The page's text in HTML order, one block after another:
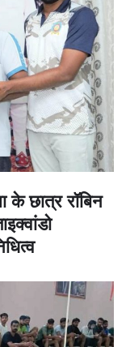
के छात्र रॉबिन